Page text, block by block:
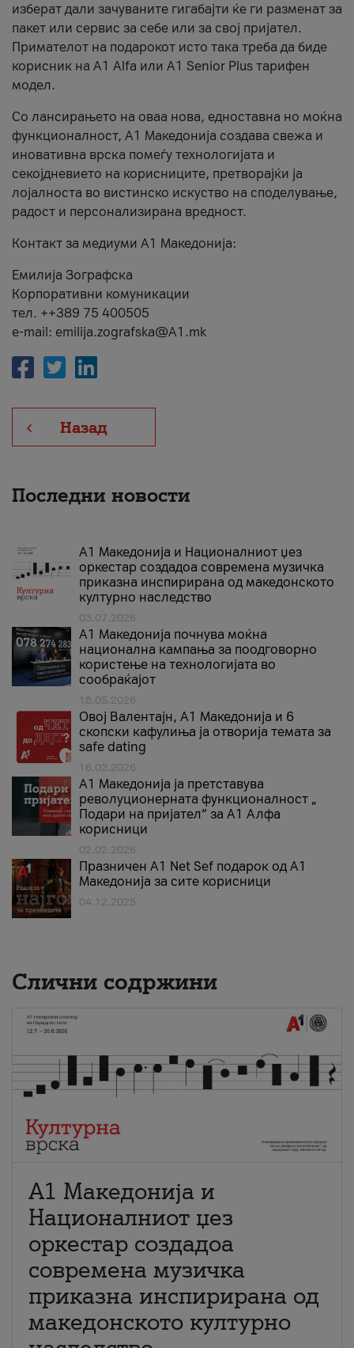
изберат дали зачуваните гигабајти ќе ги разменат за
пакет или сервис за себе или за свој пријател.
Примателот на подарокот исто така треба да биде
корисник на А1 Alfa или A1 Senior Plus тарифен
модел.
Со лансирањето на оваа нова, едноставна но моќна
функционалност, А1 Македонија создава свежа и
иновативна врска помеѓу технологијата и
секојдневието на корисниците, претворајќи ја
лојалноста во вистинско искуство на споделување,
радост и персонализирана вредност.
Контакт за медиуми А1 Македонија:
Емилија Зографска
Корпоративни комуникации
тел. ++389 75 400505
e-mail: emilija.zografska@A1.mk
Назад
Последни новости
А1 Македонија и Националниот џез
оркестар создадоа современа музичка
приказна инспирирана од македонското
културно наследство
03.07.2026
A1 Македонија почнува моќна
национална кампања за поодговорно
користење на технологијата во
сообраќајот
18.05.2026
Овој Валентајн, A1 Македонија и 6
скопски кафулиња ја отворија темата за
safe dating
16.02.2026
А1 Македонија ја претставува
револуционерната функционалност „
Подари на пријател“ за А1 Алфа
корисници
02.02.2026
Празничен A1 Net Sеf подарок од А1
Македонија за сите корисници
04.12.2025
Слични содржини
А1 Македонија и
Националниот џез
оркестар создадоа
современа музичка
приказна инспирирана од
македонското културно